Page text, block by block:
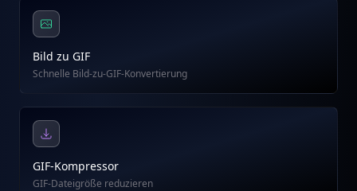
Bild zu GIF
Schnelle Bild-zu-GIF-Konvertierung
GIF-Kompressor
GIF-Dateigröße reduzieren